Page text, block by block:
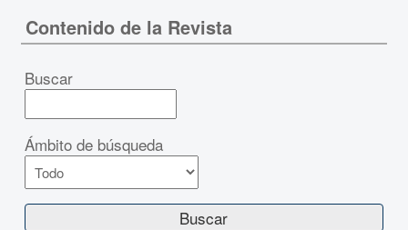
Contenido de la Revista
Buscar
Ámbito de búsqueda